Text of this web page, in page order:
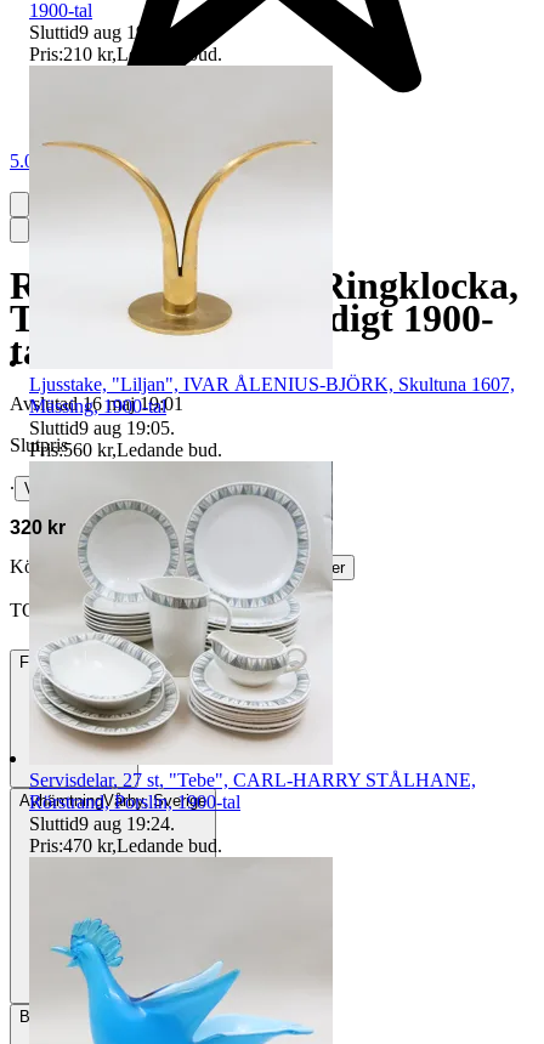
5.0
Rumsbetjänt med Ringklocka,
Trä/Glas/Metall, Tidigt 1900-
tal
Avslutad 16 maj 19:01
Slutpris
∙ Visa bud
320 kr
Köparskydd är valfritt hos företag.
Läs mer
TOMPASINEN vann auktionen
Frakt
AvhämtningVårby, Sverige
Betalning Via Tradera
1900-tal
Sluttid9 aug 19:16 .
Pris:210 kr,Ledande bud.
Ljusstake, "Liljan", IVAR ÅLENIUS-BJÖRK, Skultuna 1607,
Mässing, 1900-tal
Sluttid9 aug 19:05.
Pris:560 kr,Ledande bud.
Servisdelar, 27 st, "Tebe", CARL-HARRY STÅLHANE,
Rörstrand, Porslin, 1900-tal
Sluttid9 aug 19:24.
Pris:470 kr,Ledande bud.